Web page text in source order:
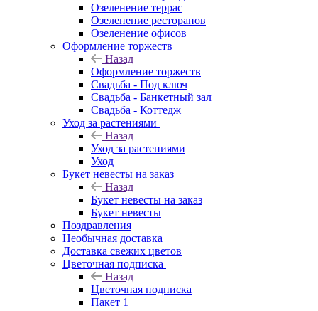
Озеленение террас
Озеленение ресторанов
Озеленение офисов
Оформление торжеств
Назад
Оформление торжеств
Свадьба - Под ключ
Свадьба - Банкетный зал
Свадьба - Коттедж
Уход за растениями
Назад
Уход за растениями
Уход
Букет невесты на заказ
Назад
Букет невесты на заказ
Букет невесты
Поздравления
Необычная доставка
Доставка свежих цветов
Цветочная подписка
Назад
Цветочная подписка
Пакет 1